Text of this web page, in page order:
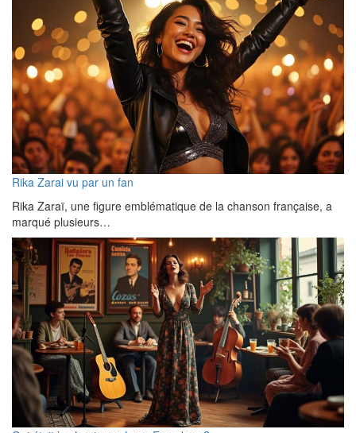
Rika Zarai vu par un fan
Rika Zaraï, une figure emblématique de la chanson française, a
marqué plusieurs…